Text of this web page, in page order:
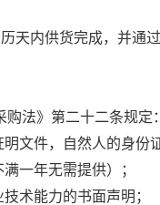
天内供货完成，并通
购法》第二十二条规定
文件，自然人的身份
一年无需提供）；
术能力的书面声明；